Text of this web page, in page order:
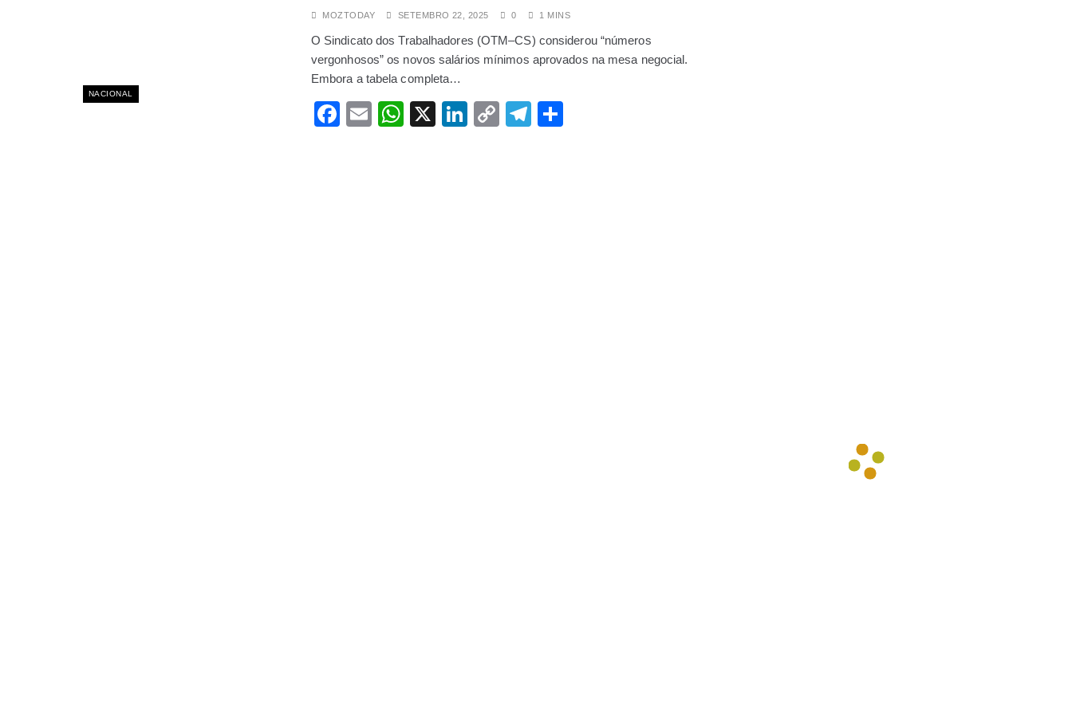
O estresse dos pais pode deixar alterações genéticas nos espermatozoides, que são herdadas pela próxima geração.
SETEMBRO 9, 2025
Homem rouba porco e é obrigado a pagar lobolo em Inhambane
AGOSTO 25, 2025
NACIONAL
MOZTODAY SETEMBRO 22, 2025 0 1 MINS
O Sindicato dos Trabalhadores (OTM–CS) considerou “números
vergonhosos” os novos salários mínimos aprovados na mesa negocial.
Embora a tabela completa…
Facebook
EmailWhatsApp
X LinkedIn
CopyTelegram